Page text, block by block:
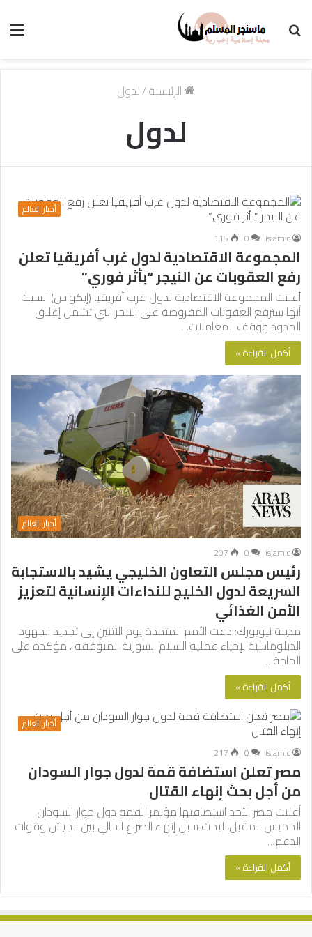
الرئيسية/لدول
لدول
أخبار العالم
islamic
0
115
المجموعة الاقتصادية لدول غرب أفريقيا تعلن
رفع العقوبات عن النيجر “بأثر فوري”
أعلنت المجموعة الاقتصادية لدول غرب أفريقيا (إيكواس) السبت
أنها سترفع العقوبات المفروضة على النيجر التي تشمل إغلاق
الحدود ووقف المعاملات…
أكمل القراءة »
أخبار العالم
islamic
0
207
رئيس مجلس التعاون الخليجي يشيد بالاستجابة
السريعة لدول الخليج للنداءات الإنسانية لتعزيز
الأمن الغذائي
مدينة نيويورك: دعت الأمم المتحدة يوم الاثنين إلى تجديد الجهود
الدبلوماسية لإحياء عملية السلام السورية المتوقفة ، مؤكدة على
الحاجة…
أكمل القراءة »
أخبار العالم
islamic
0
217
مصر تعلن استضافة قمة لدول جوار السودان
من أجل بحث إنهاء القتال
أعلنت مصر الأحد استضافتها مؤتمرا لقمة دول جوار السودان
الخميس المقبل، لبحث سبل إنهاء الصراع الحالي بين الجيش وقوات
الدعم…
أكمل القراءة »